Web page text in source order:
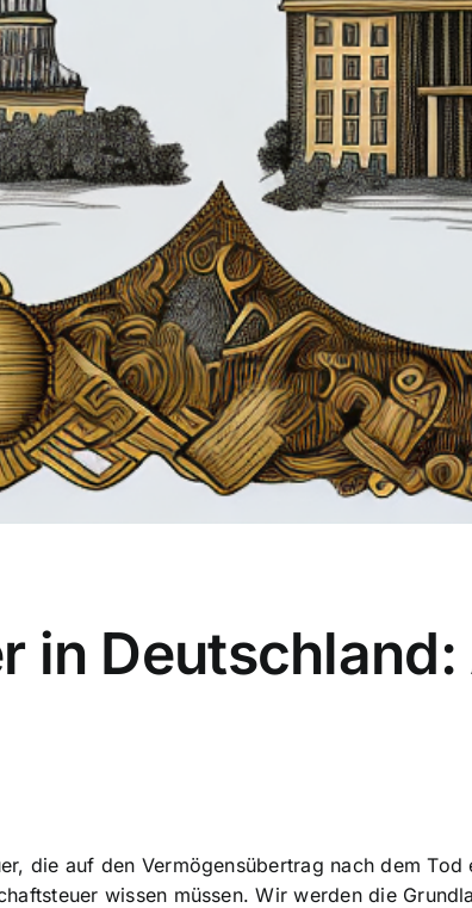
in
die auf den Vermögensübertrag nach dem
wissen müssen. Wir werden die